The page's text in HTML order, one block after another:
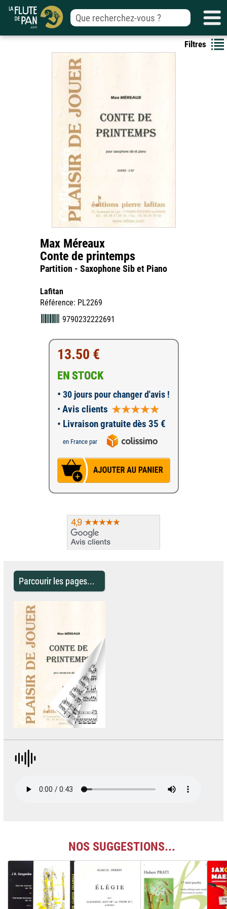
Filtres
Max Méreaux
Conte de printemps
Partition - Saxophone Sib et Piano
Lafitan
Référence: PL2269
9790232222691
13.50 €
EN STOCK
• 30 jours pour changer d'avis !
• Avis clients
• Livraison gratuite dès 35 €
en France par
Parcourir les pages...
NOS SUGGESTIONS...